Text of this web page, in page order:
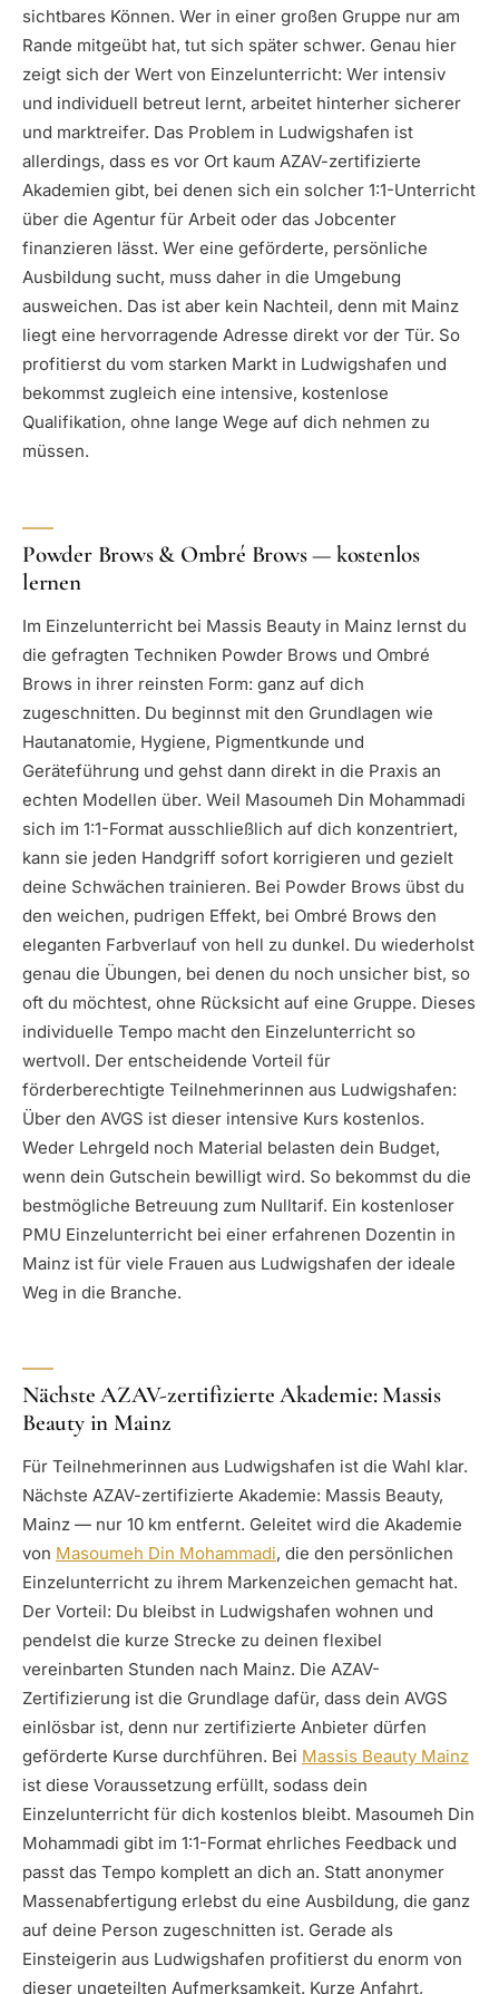
sichtbares Können. Wer in einer großen Gruppe nur am
Rande mitgeübt hat, tut sich später schwer. Genau hier
zeigt sich der Wert von Einzelunterricht: Wer intensiv
und individuell betreut lernt, arbeitet hinterher sicherer
und marktreifer. Das Problem in Ludwigshafen ist
allerdings, dass es vor Ort kaum AZAV-zertifizierte
Akademien gibt, bei denen sich ein solcher 1:1-Unterricht
über die Agentur für Arbeit oder das Jobcenter
finanzieren lässt. Wer eine geförderte, persönliche
Ausbildung sucht, muss daher in die Umgebung
ausweichen. Das ist aber kein Nachteil, denn mit Mainz
liegt eine hervorragende Adresse direkt vor der Tür. So
profitierst du vom starken Markt in Ludwigshafen und
bekommst zugleich eine intensive, kostenlose
Qualifikation, ohne lange Wege auf dich nehmen zu
müssen.
Powder Brows & Ombré Brows — kostenlos
lernen
Im Einzelunterricht bei Massis Beauty in Mainz lernst du
die gefragten Techniken Powder Brows und Ombré
Brows in ihrer reinsten Form: ganz auf dich
zugeschnitten. Du beginnst mit den Grundlagen wie
Hautanatomie, Hygiene, Pigmentkunde und
Geräteführung und gehst dann direkt in die Praxis an
echten Modellen über. Weil Masoumeh Din Mohammadi
sich im 1:1-Format ausschließlich auf dich konzentriert,
kann sie jeden Handgriff sofort korrigieren und gezielt
deine Schwächen trainieren. Bei Powder Brows übst du
den weichen, pudrigen Effekt, bei Ombré Brows den
eleganten Farbverlauf von hell zu dunkel. Du wiederholst
genau die Übungen, bei denen du noch unsicher bist, so
oft du möchtest, ohne Rücksicht auf eine Gruppe. Dieses
individuelle Tempo macht den Einzelunterricht so
wertvoll. Der entscheidende Vorteil für
förderberechtigte Teilnehmerinnen aus Ludwigshafen:
Über den AVGS ist dieser intensive Kurs kostenlos.
Weder Lehrgeld noch Material belasten dein Budget,
wenn dein Gutschein bewilligt wird. So bekommst du die
bestmögliche Betreuung zum Nulltarif. Ein kostenloser
PMU Einzelunterricht bei einer erfahrenen Dozentin in
Mainz ist für viele Frauen aus Ludwigshafen der ideale
Weg in die Branche.
Nächste AZAV-zertifizierte Akademie: Massis
Beauty in Mainz
Für Teilnehmerinnen aus Ludwigshafen ist die Wahl klar.
Nächste AZAV-zertifizierte Akademie: Massis Beauty,
Mainz — nur 10 km entfernt. Geleitet wird die Akademie
von Masoumeh Din Mohammadi, die den persönlichen
Einzelunterricht zu ihrem Markenzeichen gemacht hat.
Der Vorteil: Du bleibst in Ludwigshafen wohnen und
pendelst die kurze Strecke zu deinen flexibel
vereinbarten Stunden nach Mainz. Die AZAV-
Zertifizierung ist die Grundlage dafür, dass dein AVGS
einlösbar ist, denn nur zertifizierte Anbieter dürfen
geförderte Kurse durchführen. Bei Massis Beauty Mainz
ist diese Voraussetzung erfüllt, sodass dein
Einzelunterricht für dich kostenlos bleibt. Masoumeh Din
Mohammadi gibt im 1:1-Format ehrliches Feedback und
passt das Tempo komplett an dich an. Statt anonymer
Massenabfertigung erlebst du eine Ausbildung, die ganz
auf deine Person zugeschnitten ist. Gerade als
Einsteigerin aus Ludwigshafen profitierst du enorm von
dieser ungeteilten Aufmerksamkeit. Kurze Anfahrt,